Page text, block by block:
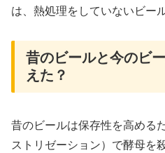
は、熱処理をしていないビー
昔のビールと今のビ
えた？
昔のビールは保存性を高める
ストリゼーション）で酵母を